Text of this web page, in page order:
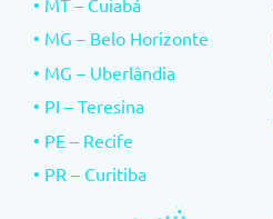
• MT – Cuiabá
• MG – Belo Horizonte
• MG – Uberlândia
• PI – Teresina
• PE – Recife
• PR – Curitiba